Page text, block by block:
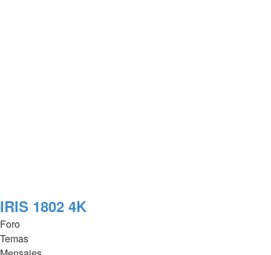
IRIS 1802 4K
Foro
Temas